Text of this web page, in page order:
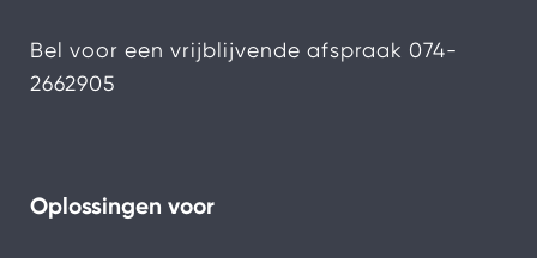
Bel voor een vrijblijvende afspraak 074-
2662905
Oplossingen voor